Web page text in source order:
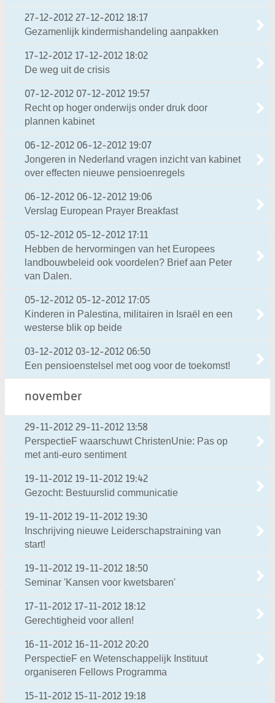
27-12-2012 27-12-2012 18:17
Gezamenlijk kindermishandeling aanpakken
17-12-2012 17-12-2012 18:02
De weg uit de crisis
07-12-2012 07-12-2012 19:57
Recht op hoger onderwijs onder druk door
plannen kabinet
06-12-2012 06-12-2012 19:07
Jongeren in Nederland vragen inzicht van kabinet
over effecten nieuwe pensioenregels
06-12-2012 06-12-2012 19:06
Verslag European Prayer Breakfast
05-12-2012 05-12-2012 17:11
Hebben de hervormingen van het Europees
landbouwbeleid ook voordelen? Brief aan Peter
van Dalen.
05-12-2012 05-12-2012 17:05
Kinderen in Palestina, militairen in Israël en een
westerse blik op beide
03-12-2012 03-12-2012 06:50
Een pensioenstelsel met oog voor de toekomst!
november
29-11-2012 29-11-2012 13:58
PerspectieF waarschuwt ChristenUnie: Pas op
met anti-euro sentiment
19-11-2012 19-11-2012 19:42
Gezocht: Bestuurslid communicatie
19-11-2012 19-11-2012 19:30
Inschrijving nieuwe Leiderschapstraining van
start!
19-11-2012 19-11-2012 18:50
Seminar 'Kansen voor kwetsbaren'
17-11-2012 17-11-2012 18:12
Gerechtigheid voor allen!
16-11-2012 16-11-2012 20:20
PerspectieF en Wetenschappelijk Instituut
organiseren Fellows Programma
15-11-2012 15-11-2012 19:18